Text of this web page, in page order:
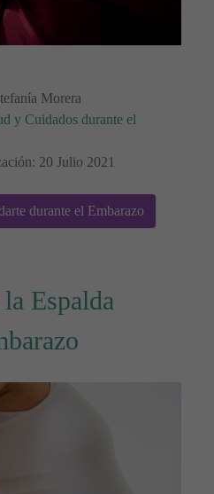
Morera
y Cuidados durante el
20 Julio 2021
durante el Embarazo
Espalda